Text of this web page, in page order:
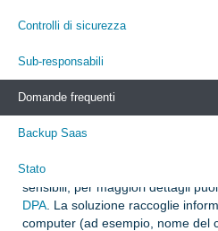
Controlli di sicurezza
Sub-responsabili
Domande frequenti
Backup Saas
Stato
Generalmente, NinjaOne non
sensibili; per maggiori dettagli
DPA. La soluzione raccoglie
computer (ad esempio, nome del